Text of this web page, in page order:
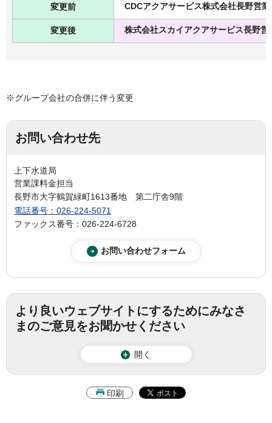
変更前 CDCアクアサービス株式会社長野営業
変更後 株式会社スカイアクアサービス長野営
※グループ会社の合併に伴う変更
お問い合わせ先
上下水道局
営業課料金担当
長野市大字鶴賀緑町1613番地 第二庁舎9階
電話番号：026-224-5071
ファックス番号：026-224-6728
より良いウェブサイトにするためにみなさ
まのご意見をお聞かせください
開く
印刷